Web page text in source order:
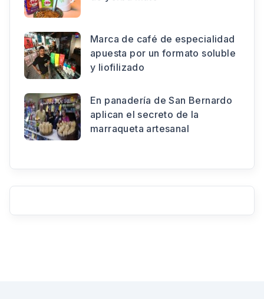
Marca de café de especialidad
apuesta por un formato soluble
y liofilizado
En panadería de San Bernardo
aplican el secreto de la
marraqueta artesanal